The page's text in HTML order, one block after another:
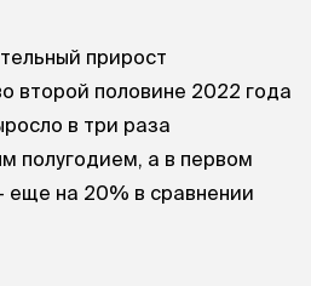
прирост
второй половине 2022 года
в три раза
полугодием, а в первом
еще на 20% в сравнении